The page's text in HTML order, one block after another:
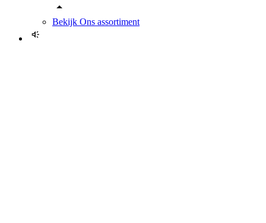
Bekijk Ons assortiment